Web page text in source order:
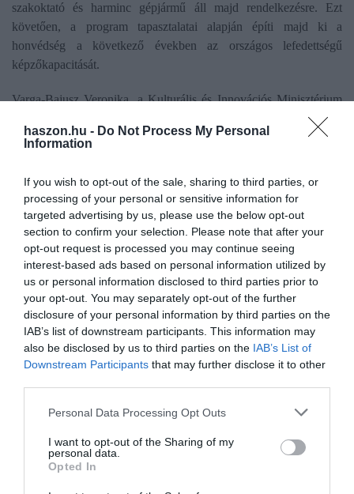
haszon.hu - Do Not Process My Personal
Information
If you wish to opt-out of the sale, sharing to third parties, or
processing of your personal or sensitive information for
targeted advertising by us, please use the below opt-out
section to confirm your selection. Please note that after your
opt-out request is processed you may continue seeing
interest-based ads based on personal information utilized by
us or personal information disclosed to third parties prior to
your opt-out. You may separately opt-out of the further
disclosure of your personal information by third parties on the
IAB’s list of downstream participants. This information may
also be disclosed by us to third parties on the IAB’s List of
Downstream Participants that may further disclose it to other
Please note that this website/app uses one or more Google
not limited to your visit or usage behaviour. You may click to
grant or deny consent to Google and its third-party tags to
use your data for below specified purposes in below Google
Personal Data Processing Opt Outs
I want to opt-out of the Sharing of my
personal data.
Opted In
szakoktató és harminc gépjármű áll majd rendelkezésre. Ezt
követően, a program tapasztalatai alapján építi majd ki a
honvédség a következő években az országos lefedettségű
képzőkapacitását.
Varga-Bajusz Veronika, a Kulturális és Innovációs Minisztérium
államtitkára felidézte, a kormány 2018-ban kezdte támogatni a
jogosítványszerzést, egy olyan rendszert alakítottak ki, amelyben
alapismeretek tanfolyam és a sikeres vizsga díjának összegét, de
legfeljebb 25 ezer forintot. Mára mintegy 5 milliárd forint értékben
csaknem 200 ezer fiatalnak segítettek, hogy jogosítványt
szerezzenek. (MTI)
jogosítvány kresz oktatás ingyenesség diákok
tanfolyam végzősök támogatás program